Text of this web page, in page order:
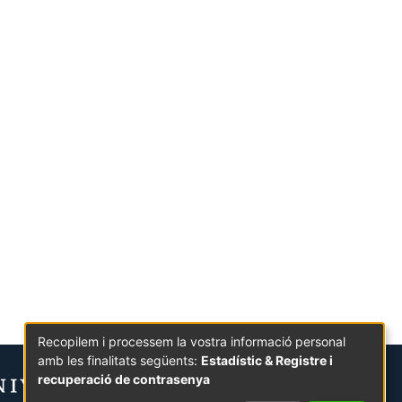
Recopilem i processem la vostra informació personal
amb les finalitats següents: Estadístic & Registre i
recuperació de contrasenya